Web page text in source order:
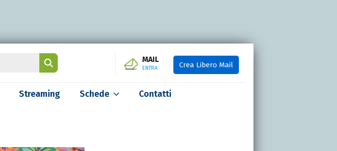
MAIL
ENTRA Crea Libero Mail
Streaming Schede Contatti